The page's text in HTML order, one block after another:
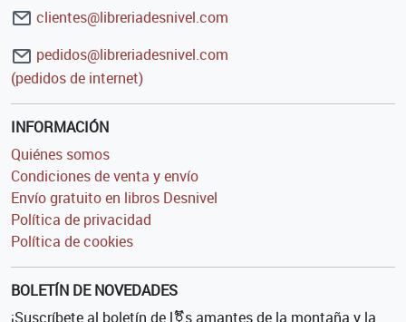
clientes@libreriadesnivel.com
pedidos@libreriadesnivel.com
(pedidos de internet)
INFORMACIÓN
Quiénes somos
Condiciones de venta y envío
Envío gratuito en libros Desnivel
Política de privacidad
Política de cookies
BOLETÍN DE NOVEDADES
¡Suscríbete al boletín de l⚧s amantes de la montaña y la